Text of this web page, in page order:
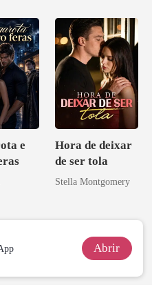
e
Hora de deixar
de ser tola
Stella Montgomery
Abrir